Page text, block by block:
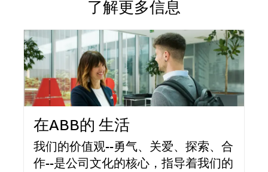
了解更多信息
在ABB的 生活
我们的价值观--勇气、关爱、探索、合
作--是公司文化的核心，指导着我们的